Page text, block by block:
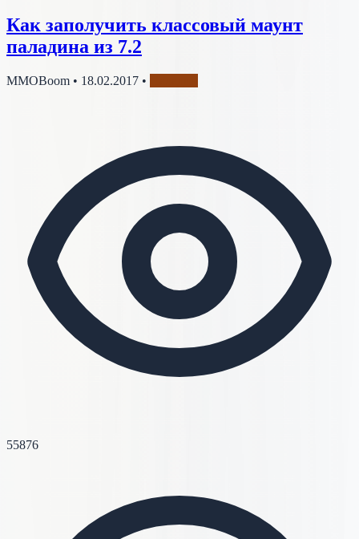
Как заполучить классовый маунт
паладина из 7.2
MMOBoom • 18.02.2017 •
55876